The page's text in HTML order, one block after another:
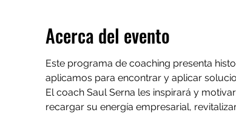
Acerca del evento
Este programa de coaching presenta
aplicamos para encontrar y aplicar
El coach Saul Serna les inspirará y
recargar su energía empresarial,